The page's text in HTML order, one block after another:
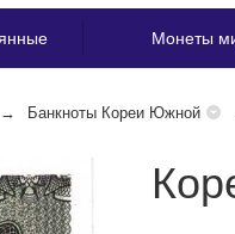
Монеты
Банкноты Кореи Южной